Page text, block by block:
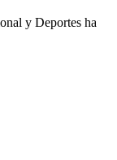
y Deportes ha